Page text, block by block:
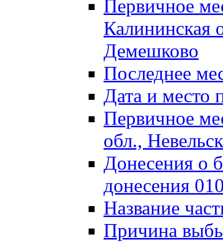
Первичное
Калининская
Демешково
Последнее
Дата и место
Первичное
обл.,
Донесения о
донесения
Название
Причина